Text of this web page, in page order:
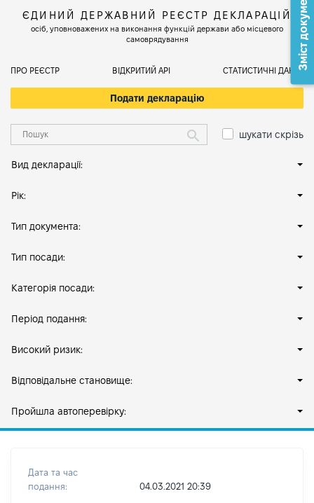
ЄДИНИЙ ДЕРЖАВНИЙ РЕЄСТР ДЕКЛАРАЦІЙ
осіб, уповноважених на виконання функцій держави або місцевого
самоврядування
ПРО РЕЄСТР ВІДКРИТИЙ АРІ СТАТИСТИЧНІ ДАНІ
Подати декларацію
шукати скрізь
Вид декларації:
Рік:
Тип документа:
Тип посади:
Категорія посади:
Період подання:
Високий ризик:
Відповідальне становище:
Пройшла автоперевірку:
Дата та час
подання:
04.03.2021 20:39
Зміст документа